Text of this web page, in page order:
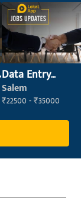
Data Entry
Operator
Salem
₹22500 - ₹35000